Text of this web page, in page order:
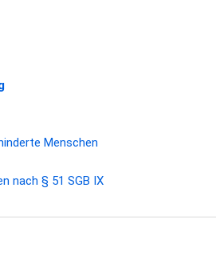
Menschen
nach § 51 SGB IX